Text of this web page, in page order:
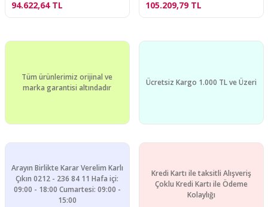
94.622,64 TL 105.209,79 TL
Tüm ürünlerimiz orijinal ve
marka garantisi altındadır
Ücretsiz Kargo 1.000 TL ve Üzeri
Arayın Birlikte Karar Verelim Karlı
Çıkın 0212 - 236 84 11 Hafa içi:
09:00 - 18:00 Cumartesi: 09:00 -
15:00
Kredi Kartı ile taksitli Alışveriş
Çoklu Kredi Kartı ile Ödeme
Kolaylığı